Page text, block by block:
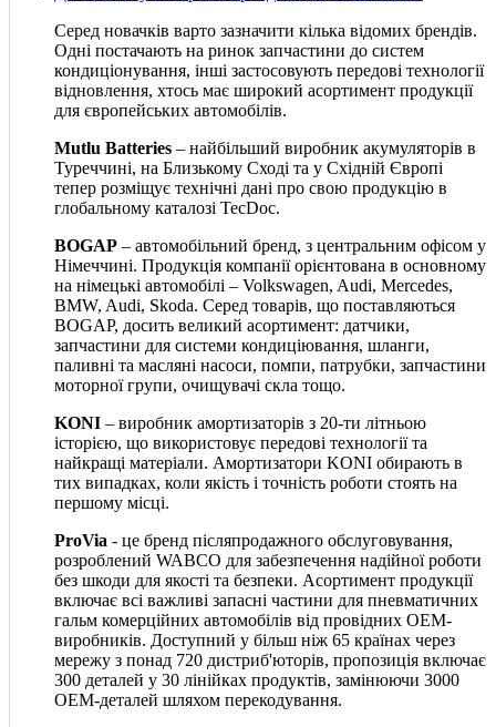
Серед новачків варто зазначити кілька відомих брендів.
Одні постачають на ринок запчастини до систем
кондиціонування, інші застосовують передові технології
відновлення, хтось має широкий асортимент продукції
для європейських автомобілів.
Mutlu Batteries – найбільший виробник акумуляторів в
Туреччині, на Близькому Сході та у Східній Європі
тепер розміщує технічні дані про свою продукцію в
глобальному каталозі TecDoc.
BOGAP – автомобільний бренд, з центральним офісом у
Німеччині. Продукція компанії орієнтована в основному
на німецькі автомобілі – Volkswagen, Audi, Mercedes,
BMW, Audi, Skoda. Серед товарів, що поставляються
BOGAP, досить великий асортимент: датчики,
запчастини для системи кондиціювання, шланги,
паливні та масляні насоси, помпи, патрубки, запчастини
моторної групи, очищувачі скла тощо.
KONI – виробник амортизаторів з 20-ти літньою
історією, що використовує передові технології та
найкращі матеріали. Амортизатори KONI обирають в
тих випадках, коли якість і точність роботи стоять на
першому місці.
ProVia - це бренд післяпродажного обслуговування,
розроблений WABCO для забезпечення надійної роботи
без шкоди для якості та безпеки. Асортимент продукції
включає всі важливі запасні частини для пневматичних
гальм комерційних автомобілів від провідних OEM-
виробників. Доступний у більш ніж 65 країнах через
мережу з понад 720 дистриб'юторів, пропозиція включає
300 деталей у 30 лінійках продуктів, замінюючи 3000
OEM-деталей шляхом перекодування.